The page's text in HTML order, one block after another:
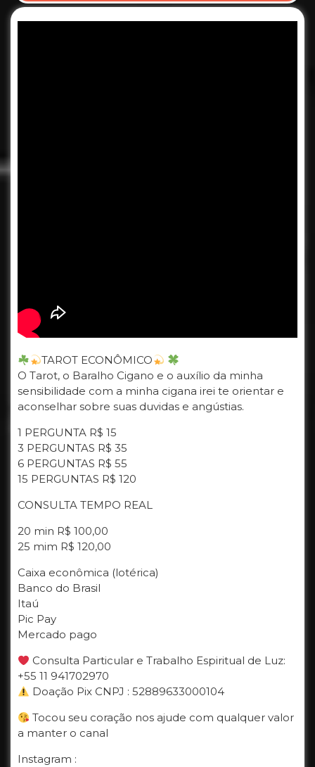
TAROT ECONÔMICO
O Tarot, o Baralho Cigano e o auxílio da minha
sensibilidade com a minha cigana irei te orientar e
aconselhar sobre suas duvidas e angústias.
1 PERGUNTA R$ 15
3 PERGUNTAS R$ 35
6 PERGUNTAS R$ 55
15 PERGUNTAS R$ 120
CONSULTA TEMPO REAL
20 min R$ 100,00
25 mim R$ 120,00
Caixa econômica (lotérica)
Banco do Brasil
Itaú
Pic Pay
Mercado pago
Consulta Particular e Trabalho Espiritual de Luz:
+55 11 941702970
Doação Pix CNPJ : 52889633000104
Tocou seu coração nos ajude com qualquer valor
a manter o canal
Instagram :